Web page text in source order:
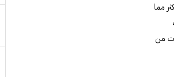
سنوات المقبلة أكثر مما
الاستثمارات العامة، و5 تريليونات من